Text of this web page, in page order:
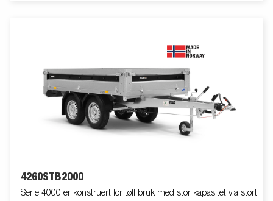
4260STB2000
Serie 4000 er konstruert for tøff bruk med stor kapasitet via stort